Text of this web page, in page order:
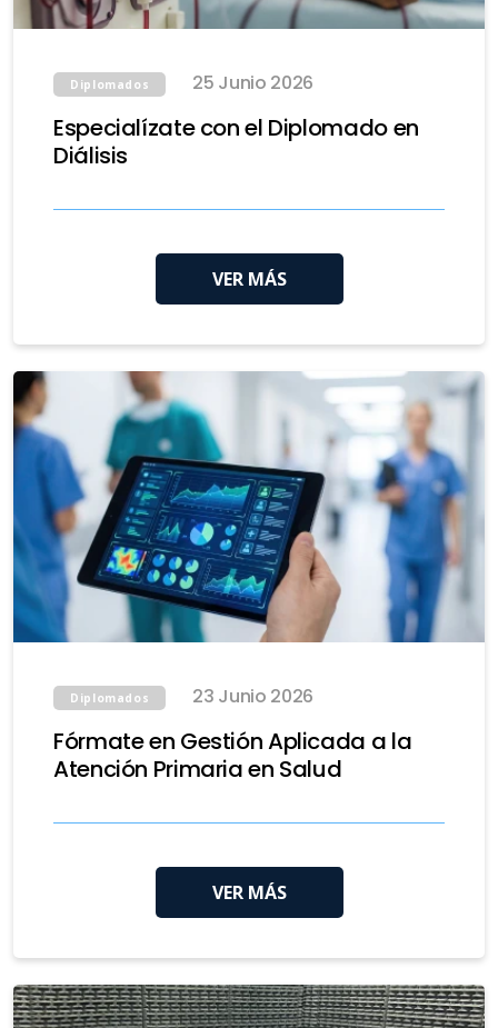
Diplomados 25 Junio 2026
Especialízate con el Diplomado en
Diálisis
VER MÁS
Diplomados 23 Junio 2026
Fórmate en Gestión Aplicada a la
Atención Primaria en Salud
VER MÁS